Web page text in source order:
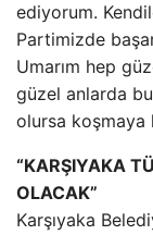
ediyorum.
Partimizde
Umarım hep
güzel anlarda
olursa koşmaya
“KARŞIYAKA
OLACAK”
Karşıyaka